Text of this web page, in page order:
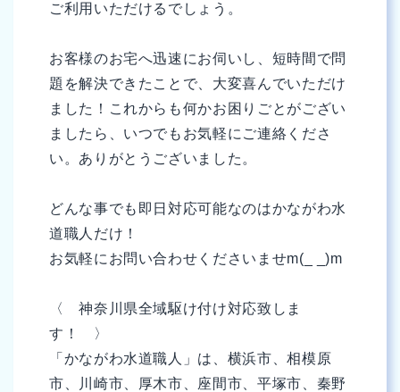
ご利用いただけるでしょう。
お客様のお宅へ迅速にお伺いし、短時間で問
題を解決できたことで、大変喜んでいただけ
ました！これからも何かお困りごとがござい
ましたら、いつでもお気軽にご連絡くださ
い。ありがとうございました。
どんな事でも即日対応可能なのはかながわ水
道職人だけ！
お気軽にお問い合わせくださいませm(_ _)m
〈 神奈川県全域駆け付け対応致しま
す！ 〉
「かながわ水道職人」は、横浜市、相模原
市、川崎市、厚木市、座間市、平塚市、秦野